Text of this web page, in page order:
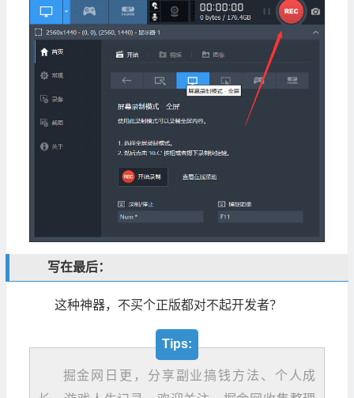
写在最后：
这种神器，不买个正版都对不起开发者？
Tips:
掘金网日更，分享副业搞钱方法、个人成